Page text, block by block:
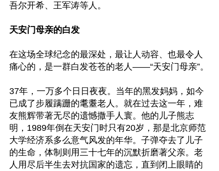
吾尔开希、王军涛等人。
天安门母亲的白发
在这场全球纪念的最深处，最让人动容、也最令人
痛心的，是一群白发苍苍的老人——“天安门母亲”。
37年，一万多个日日夜夜。当年的黑发妈妈，如今
已成了步履蹒跚的耄耋老人。就在过去这一年，难
友熊辉带著无尽的遗憾撒手人寰。他的儿子熊志
明，1989年倒在天安门时只有20岁，那是北京师范
大学经济系多么意气风发的年华。子弹夺去了儿子
的生命，体制则用三十七年的沉默折磨著父亲。老
人用尽后半生去对抗国家的遗忘，直到闭上眼睛的